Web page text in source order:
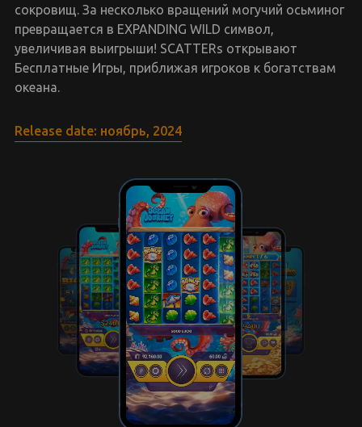
сокровищ. За несколько вращений могучий осьминог
превращается в EXPANDING WILD символ,
увеличивая выигрыши! SCATTERs открывают
Бесплатные Игры, приближая игроков к богатствам
океана.
Release date: ноябрь, 2024